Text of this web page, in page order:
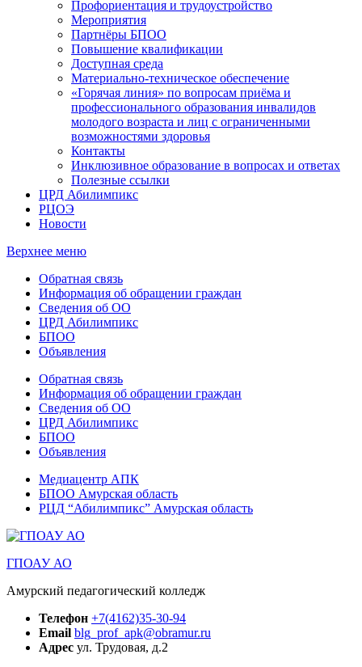
Профориентация и трудоустройство
Мероприятия
Партнёры БПОО
Повышение квалификации
Доступная среда
Материально-техническое обеспечение
«Горячая линия» по вопросам приёма и
профессионального образования инвалидов
молодого возраста и лиц с ограниченными
возможностями здоровья
Контакты
Инклюзивное образование в вопросах и ответах
Полезные ссылки
ЦРД Абилимпикс
РЦОЭ
Новости
Верхнее меню
Обратная связь
Информация об обращении граждан
Сведения об ОО
ЦРД Абилимпикс
БПОО
Объявления
Обратная связь
Информация об обращении граждан
Сведения об ОО
ЦРД Абилимпикс
БПОО
Объявления
Медиацентр АПК
БПОО Амурская область
РЦД “Абилимпикс” Амурская область
ГПОАУ АО
Амурский педагогический колледж
Телефон +7(4162)35-30-94
Email blg_prof_apk@obramur.ru
Адрес ул. Трудовая, д.2